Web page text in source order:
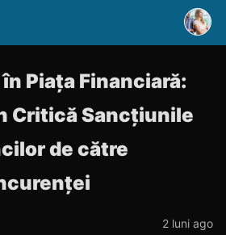
Piața Financiară:
Critică Sancțiunile
de către
2 luni ago